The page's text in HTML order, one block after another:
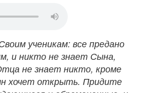
ученикам: все предано
и никто не знает Сына,
не знает никто, кроме
хочет открыть. Придите